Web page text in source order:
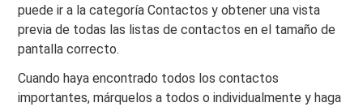
puede ir a la categoría Contactos y obtener una vista
previa de todas las listas de contactos en el tamaño de
pantalla correcto.
Cuando haya encontrado todos los contactos
importantes, márquelos a todos o individualmente y haga